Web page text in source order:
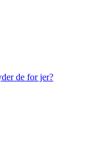
de for jer?